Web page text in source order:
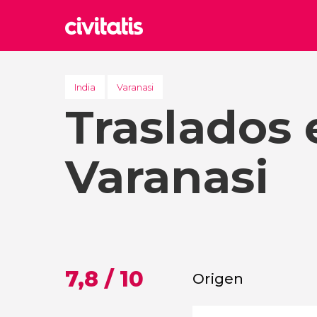
Reino
India Varanasi
Traslados
Varanasi
7,8 / 10 Origen